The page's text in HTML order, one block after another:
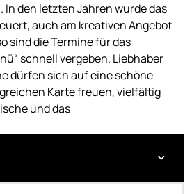
den letzten Jahren wurde das
auch am kreativen Angebot
sind die Termine für das
schnell vergeben. Liebhaber
dürfen sich auf eine schöne
Karte freuen, vielfältig
und das